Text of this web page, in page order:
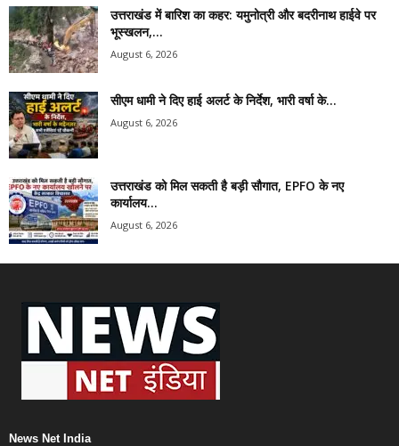
उत्तराखंड में बारिश का कहर: यमुनोत्री और बदरीनाथ हाईवे पर
भूस्खलन,...
August 6, 2026
सीएम धामी ने दिए हाई अलर्ट के निर्देश, भारी वर्षा के...
August 6, 2026
उत्तराखंड को मिल सकती है बड़ी सौगात, EPFO के नए
कार्यालय...
August 6, 2026
News Net India